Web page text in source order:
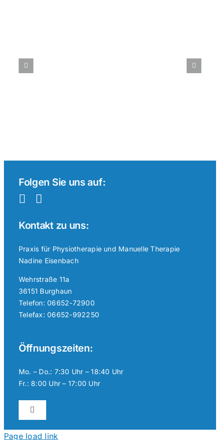
Folgen Sie uns auf:
Kontakt zu uns:
Praxis für Physiotherapie und Manuelle Therapie
Nadine Eisenbach
Wehrstraße 11a
36151 Burghaun
Telefon: 06652-72900
Telefax: 06652-992250
Öffnungszeiten:
Mo. – Do.: 7:30 Uhr – 18:40 Uhr
Fr.: 8:00 Uhr – 17:00 Uhr
Toggle
Datenschutzerklärung
Page load link